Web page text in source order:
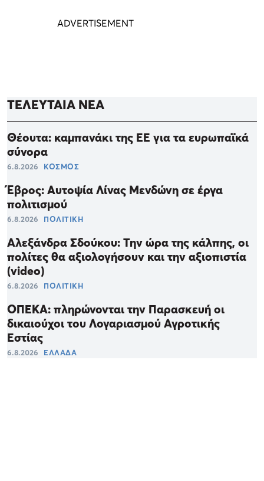
ΤΕΛΕΥΤΑΙΑ ΝΕΑ
Θέουτα: καμπανάκι της ΕΕ για τα ευρωπαϊκά
σύνορα
6.8.2026 ΚΟΣΜΟΣ
Έβρος: Αυτοψία Λίνας Μενδώνη σε έργα
πολιτισμού
6.8.2026 ΠΟΛΙΤΙΚΗ
Αλεξάνδρα Σδούκου: Την ώρα της κάλπης, οι
πολίτες θα αξιολογήσουν και την αξιοπιστία
(video)
6.8.2026 ΠΟΛΙΤΙΚΗ
ΟΠΕΚΑ: πληρώνονται την Παρασκευή οι
δικαιούχοι του Λογαριασμού Αγροτικής
Εστίας
6.8.2026 ΕΛΛΑΔΑ